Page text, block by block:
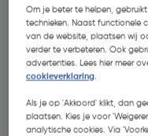
Om je beter te helpen,
technieken. Naast functionele
van de website, plaatsen wij
verder te verbeteren. Ook
advertenties. Lees hier meer
cookieverklaring.
Als je op 'Akkoord' klikt, dan
plaatsen. Kies je voor
analytische cookies. Via